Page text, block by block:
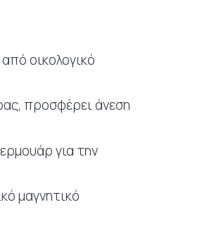
οικολογικό
προσφέρει άνεση
για την
μαγνητικό